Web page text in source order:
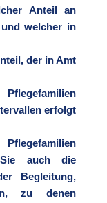
Anteil an
welcher in
der in Amt
erfolgt
auch die
Begleitung,
zu denen